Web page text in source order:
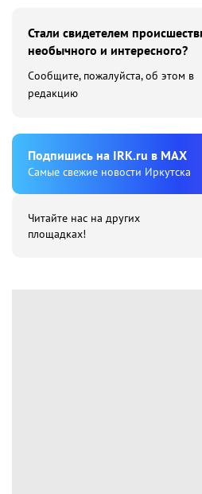
Стали свидетелем
необычного и интересного?
Сообщите, пожалуйста, об этом в
редакцию
Подпишиcь на IRK.ru в MAX
Cамые свежие новости Иркутска
Читайте нас на других
площадках!